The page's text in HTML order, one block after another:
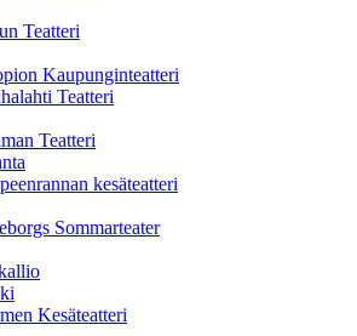
Teatteri
Kaupunginteatteri
Teatteri
Teatteri
kesäteatteri
Sommarteater
Kesäteatteri